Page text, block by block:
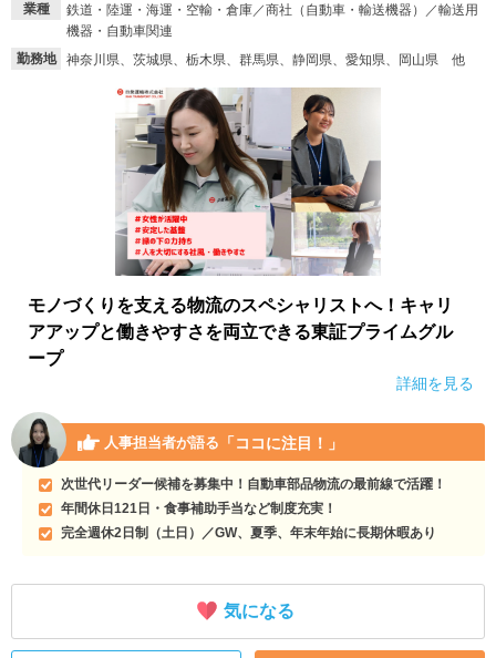
業種
鉄道・陸運・海運・空輸・倉庫／商社（自動車・輸送機器）／輸送用
機器・自動車関連
勤務地
神奈川県、茨城県、栃木県、群馬県、静岡県、愛知県、岡山県 他
モノづくりを支える物流のスペシャリストへ！キャリ
アアップと働きやすさを両立できる東証プライムグル
ープ
詳細を見る
人事担当者が語る 「ココに注目！」
次世代リーダー候補を募集中！自動車部品物流の最前線で活躍！
年間休日121日・食事補助手当など制度充実！
完全週休2日制（土日）／GW、夏季、年末年始に長期休暇あり
気になる